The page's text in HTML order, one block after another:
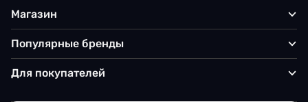
Магазин
Популярные бренды
Для покупателей